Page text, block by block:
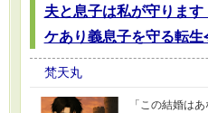
夫と息子は私が守りま
ケあり義息子を守る転生
梵天丸
「この結婚は